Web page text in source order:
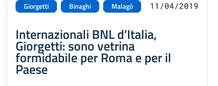
Giorgetti Binaghi Malagò 11/04/2019
Internazionali BNL d’Italia,
Giorgetti: sono vetrina
formidabile per Roma e per il
Paese